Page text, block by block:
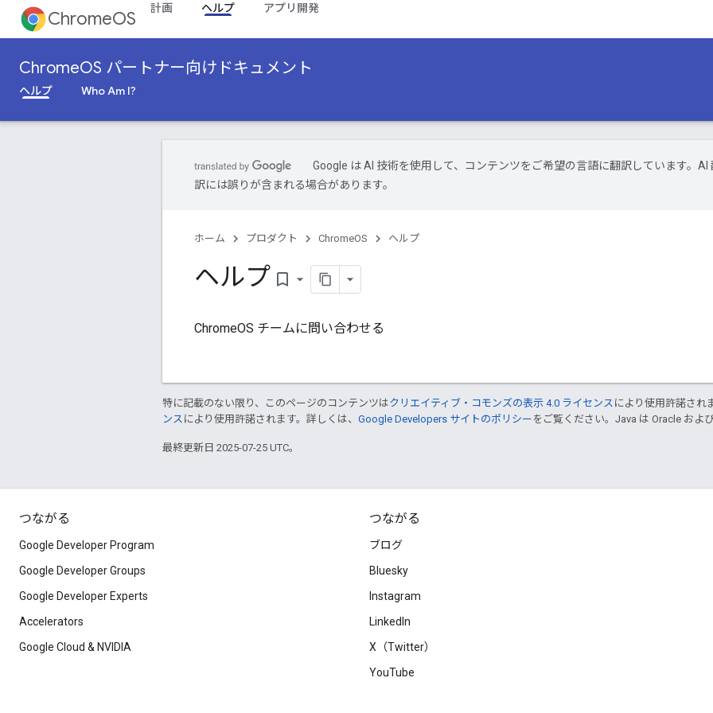
ChromeOS 計画 ヘルプ アプリ開発
ChromeOS パートナー向けドキュメント
ヘルプ Who Am I?
Google は AI 技術を使用して、コンテンツをご希望の言語に翻訳しています。AI
訳には誤りが含まれる場合があります。
ホーム プロダクト ChromeOS ヘルプ
ヘルプ bookmark_border
ChromeOS チームに問い合わせる
特に記載のない限り、このページのコンテンツはクリエイティブ・コモンズの表示 4.0 ライセンス により使用許諾され
ンス により使用許諾されます。詳しくは、 Google Developers サイトのポリシー をご覧ください。Java は Oracle およ
最終更新日 2025-07-25 UTC。
つながる
Google Developer Program
Google Developer Groups
Google Developer Experts
Accelerators
Google Cloud & NVIDIA
つながる
ブログ
Bluesky
Instagram
LinkedIn
X（Twitter）
YouTube